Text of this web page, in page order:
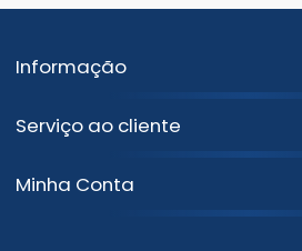
Informação
Serviço ao cliente
Minha Conta